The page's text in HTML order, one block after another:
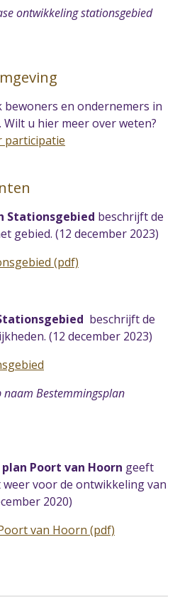
ontwikkeling stationsgebied
en ondernemers in
u hier meer over weten?
participatie
Stationsgebied beschrijft de
gebied. (12 december 2023)
(pdf)
beschrijft de
(12 december 2023)
Bestemmingsplan
Poort van Hoorn geeft
voor de ontwikkeling van
2020)
van Hoorn (pdf)